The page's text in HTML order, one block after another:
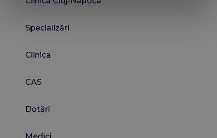
Specializări
Clinica
CAS
Dotări